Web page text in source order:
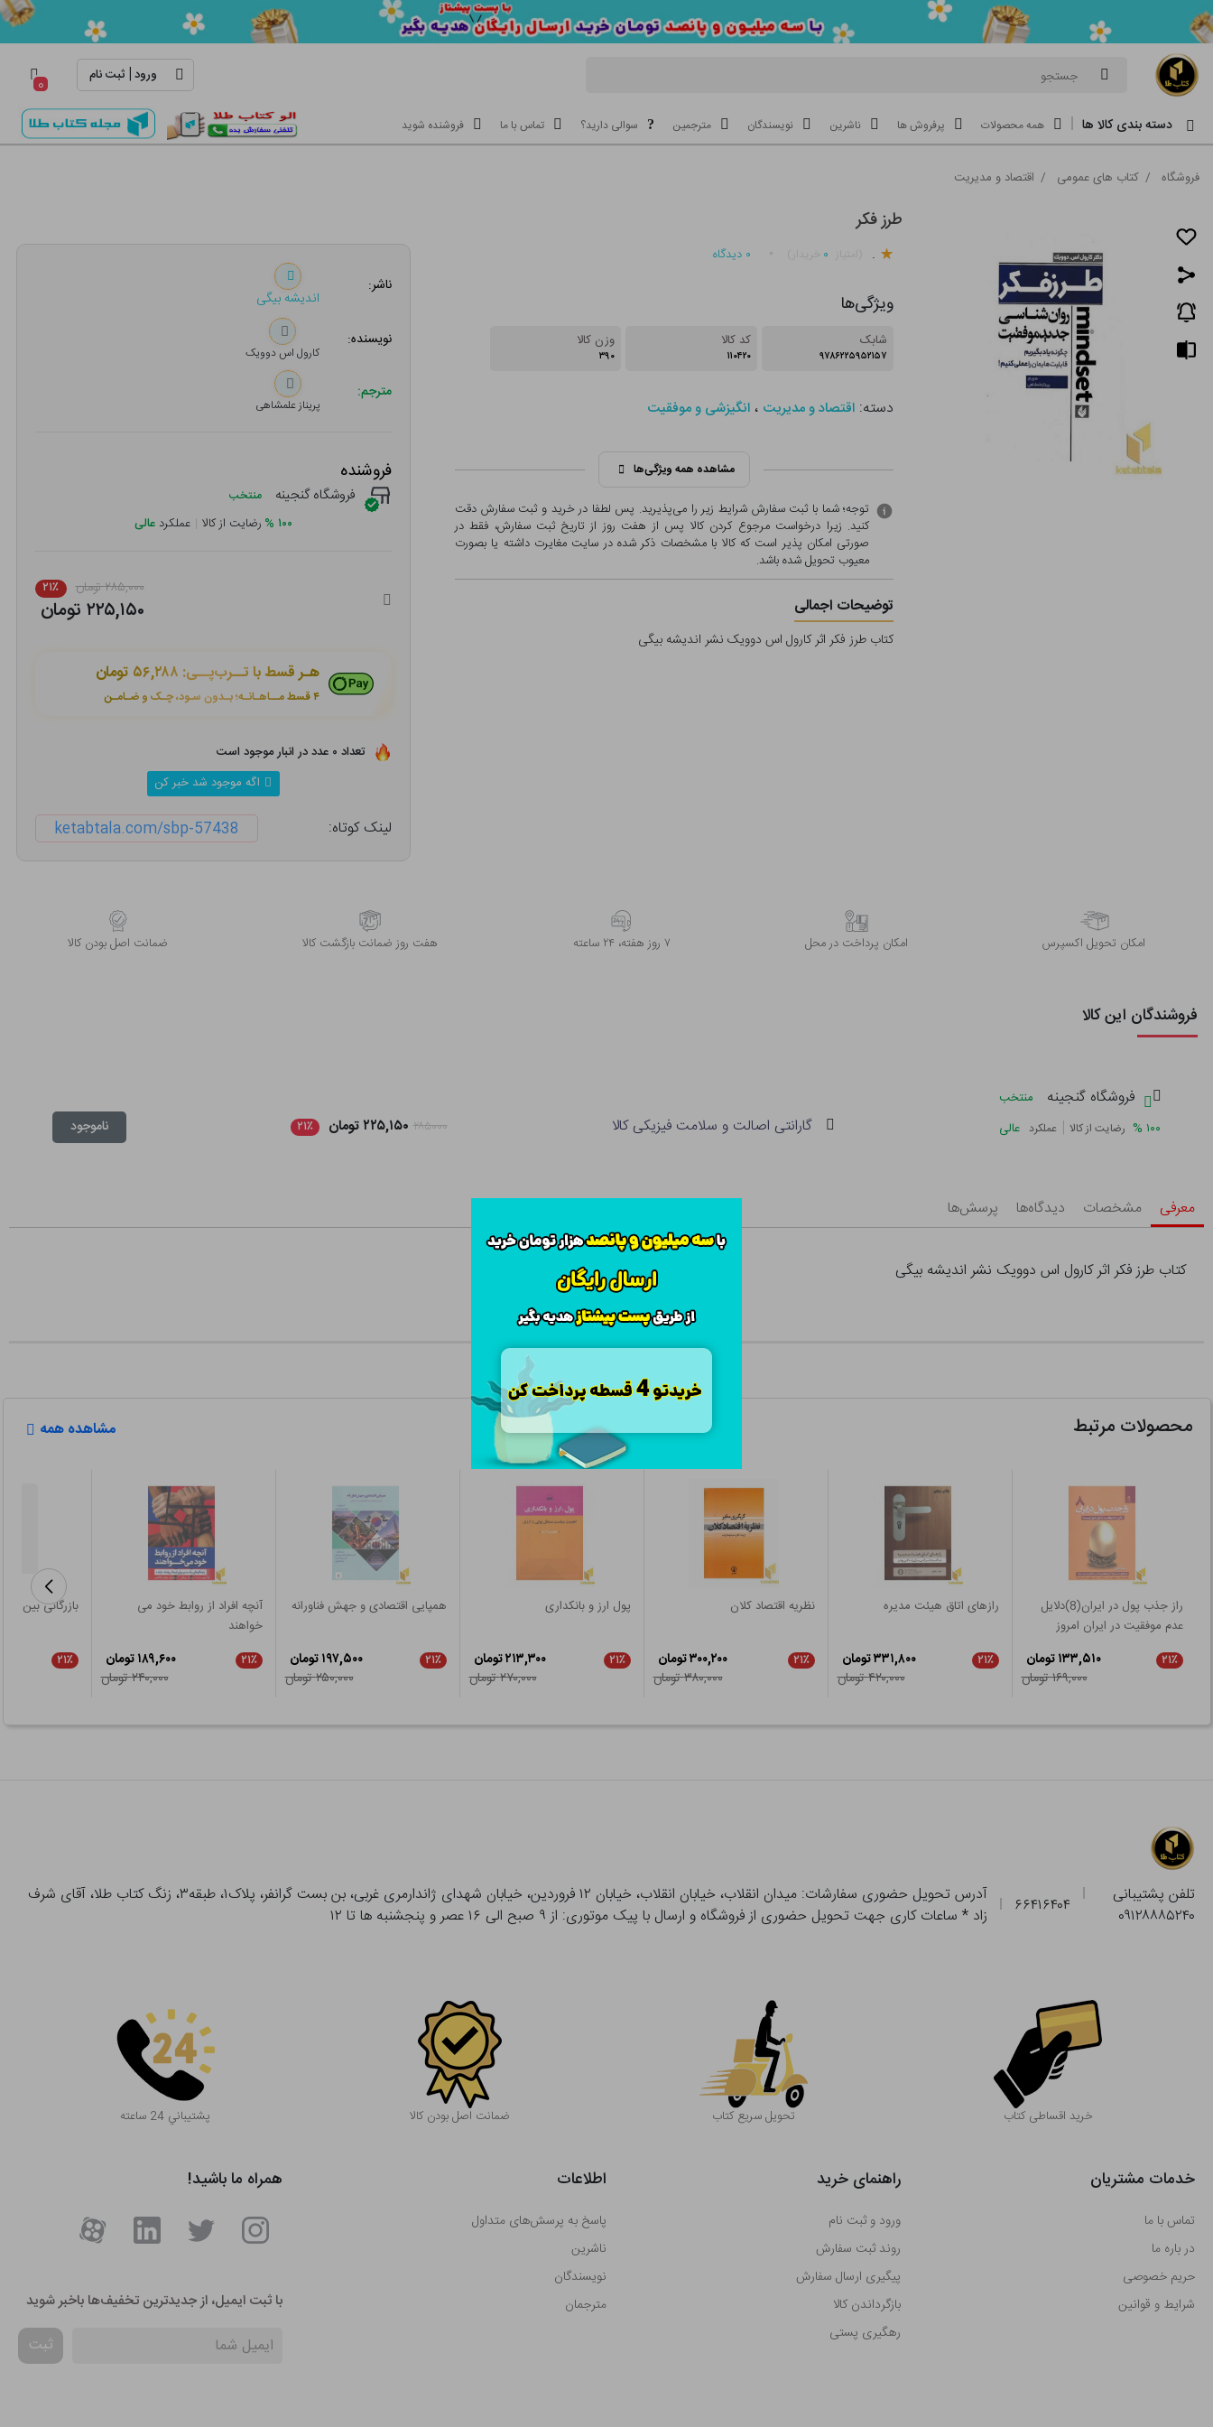
جستجو ورود| ثبت نام ۰
دسته بندی کالا ها همه محصولات پرفروش ها ناشرین نویسندگان مترجمین سوالی دارید؟ تماس با ما فروشنده شوید
فروشگاه / کتاب های عمومی / اقتصاد و مدیریت
طرز فکر
. ۰ ۰ دیدگاه
ویژگی‌ها
شابک
۹۷۸۶۲۲۵۹۵۲۱۵۷
کد کالا
۱۱۰۴۲۰
وزن کالا
۳۹۰
دسته: اقتصاد و مدیریت ، انگیزشی و موفقیت
مشاهده همه ویژگی‌ها
توجه؛ شما با ثبت سفارش شرایط زیر را می‌پذیرید. پس لطفا در خرید و ثبت سفارش دقت
کنید. زیرا درخواست مرجوع کردن کالا پس از هفت روز از تاریخ ثبت سفارش، فقط در
صورتی امکان پذیر است که کالا با مشخصات ذکر شده در سایت مغایرت داشته یا بصورت
معيوب تحویل شده باشد.
توضیحات اجمالی
کتاب طرز فکر اثر کارول اس دوویک نشر اندیشه بیگی
ناشر:
اندیشه بیگی
نویسنده:
کارول اس دوویک
مترجم:
پریناز علمشاهی
فروشنده
فروشگاه گنجینه منتخب
۱۰۰ % رضایت از کالا | عملکرد عالی
۲۸۵,۰۰۰ تومان ۲۱٪
۲۲۵,۱۵۰ تومان
هـر قسط با تــرب‌پــی: ۵۶,۲۸۸ تومان
۴ قسط مــاهـانـه؛ بـدون سـود، چـک و ضـامـن
تعداد ۰ عدد در انبار موجود است
اگه موجود شد خبر کن
لینک کوتاه: ketabtala.com/sbp-57438
اﻣﮑﺎن ﺗﺤﻮﯾﻞ اﮐﺴﭙﺮس امکان پرداخت در محل ۷ روز ﻫﻔﺘﻪ، ۲۴ ﺳﺎﻋﺘﻪ هفت روز ضمانت بازگشت کالا ﺿﻤﺎﻧﺖ اﺻﻞ ﺑﻮدن ﮐﺎﻟﺎ
فروشندگان این کالا
فروشگاه گنجینه
منتخب
۱۰۰ % رضایت از کالا | عملکرد عالی گارانتی اصالت و سلامت فیزیکی کالا ۲۸۵۰۰۰ ۲۲۵,۱۵۰ تومان ۲۱٪ ناموجود
معرفی مشخصات دیدگاه‌ها پرسش‌ها
کتاب طرز فکر اثر کارول اس دوویک نشر اندیشه بیگی
محصولات مرتبط مشاهده همه
راز جذب پول در ایران(8)دلایل
عدم موفقیت در ایران امروز
۲۱٪
۱۳۳,۵۱۰ تومان
۱۶۹,۰۰۰ تومان
رازهای اتاق هیئت مدیره
۲۱٪
۳۳۱,۸۰۰ تومان
۴۲۰,۰۰۰ تومان
نظریه اقتصاد کلان
۲۱٪
۳۰۰,۲۰۰ تومان
۳۸۰,۰۰۰ تومان
پول ارز و بانکداری
۲۱٪
۲۱۳,۳۰۰ تومان
۲۷۰,۰۰۰ تومان
همپایی اقتصادی و جهش فناورانه
۲۱٪
۱۹۷,۵۰۰ تومان
۲۵۰,۰۰۰ تومان
آنچه افراد از روابط خود می
خواهند
۲۱٪
۱۸۹,۶۰۰ تومان
۲۴۰,۰۰۰ تومان
بازرگانی بین
۲۱٪
تلفن پشتیبانی
۰۹۱۲۸۸۸۵۲۴۰
۶۶۴۱۶۴۰۴
آدرس تحویل حضوری سفارشات: میدان انقلاب، خیابان انقلاب، خیابان ۱۲ فروردین، خیابان شهدای ژاندارمری غربی، بن بست گرانفر، پلاک۱، طبقه۳، زنگ کتاب طلا، آقای شرف
زاد * ساعات کاری جهت تحویل حضوری از فروشگاه و ارسال با پیک موتوری: از ۹ صبح الی ۱۶ عصر و پنجشنبه ها تا ۱۲
خرید اقساطی کتاب تحویل سریع کتاب
بصورت حضوری از آدرس تحویل حضوری سفارش خود را بدون هیچ هزینه ای تحویل بگیرید.
ضمانت اصل بودن کالا پشتيباني 24 ساعته
خدمات مشتریان
تماس با ما
در باره ما
حریم خصوصی
شرایط و قوانین
راهنمای خرید
ورود و ثبت نام
روند ثبت سفارش
پیگیری ارسال سفارش
بازگرداندن کالا
رهگیری پستی
اطلاعات
پاسخ به پرسش‌های متداول
ناشرین
نویسندگان
مترجمان
همراه ما باشید!
با ثبت ایمیل، از جدید‌ترین تخفیف‌ها با‌خبر شوید
ثبت